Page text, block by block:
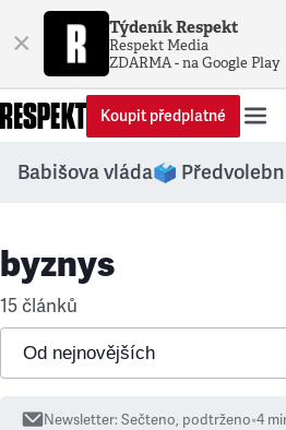
× Týdeník Respekt
Respekt Media
ZDARMA - na Google Play
Koupit předplatné
Babišova vláda🗳️
byznys
15 článků
Newsletter:Sečteno, podtrženo•4